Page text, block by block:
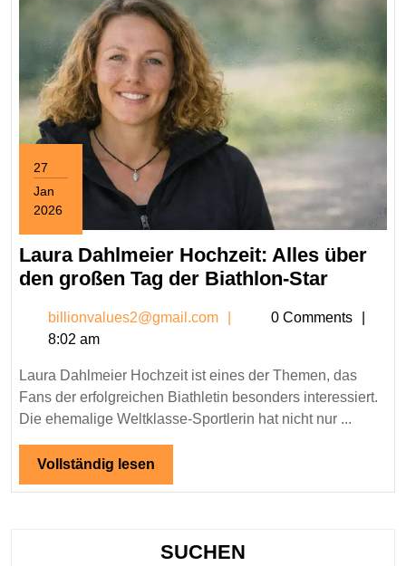
27
Jan
2026
2026
Laura Dahlmeier Hochzeit: Alles über
den großen Tag der Biathlon-StarLaura
über
den
großen
billionvalues2@gmail.com
0 Comments
8:02 am
Laura Dahlmeier Hochzeit ist eines der Themen, das
Fans der erfolgreichen Biathletin besonders interessiert.
Die ehemalige Weltklasse-Sportlerin hat nicht nur ...
Vollständig lesen
lesen
SUCHEN